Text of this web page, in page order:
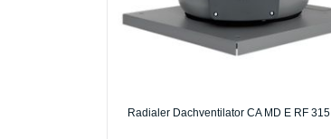
Radialer Dachventilator CA MD E RF 315